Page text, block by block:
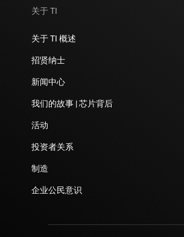
关于 TI
关于 TI 概述
招贤纳士
新闻中心
我们的故事 | 芯片背后
活动
投资者关系
制造
企业公民意识